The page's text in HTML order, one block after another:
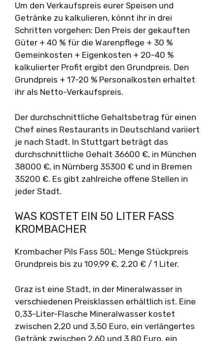
Um den Verkaufspreis eurer Speisen und
Getränke zu kalkulieren, könnt ihr in drei
Schritten vorgehen: Den Preis der gekauften
Güter + 40 % für die Warenpflege + 30 %
Gemeinkosten + Eigenkosten + 20-40 %
kalkulierter Profit ergibt den Grundpreis. Den
Grundpreis + 17-20 % Personalkosten erhaltet
ihr als Netto-Verkaufspreis.
Der durchschnittliche Gehaltsbetrag für einen
Chef eines Restaurants in Deutschland variiert
je nach Stadt. In Stuttgart beträgt das
durchschnittliche Gehalt 36600 €, in München
38000 €, in Nürnberg 35300 € und in Bremen
35200 €. Es gibt zahlreiche offene Stellen in
jeder Stadt.
WAS KOSTET EIN 50 LITER FASS
KROMBACHER
Krombacher Pils Fass 50L: Menge Stückpreis
Grundpreis bis zu 109,99 €, 2,20 € / 1 Liter.
Graz ist eine Stadt, in der Mineralwasser in
verschiedenen Preisklassen erhältlich ist. Eine
0,33-Liter-Flasche Mineralwasser kostet
zwischen 2,20 und 3,50 Euro, ein verlängertes
Getränk zwischen 2,60 und 3,80 Euro, ein